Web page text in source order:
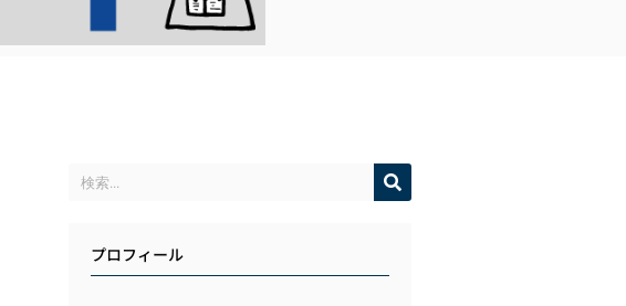
プロフィール